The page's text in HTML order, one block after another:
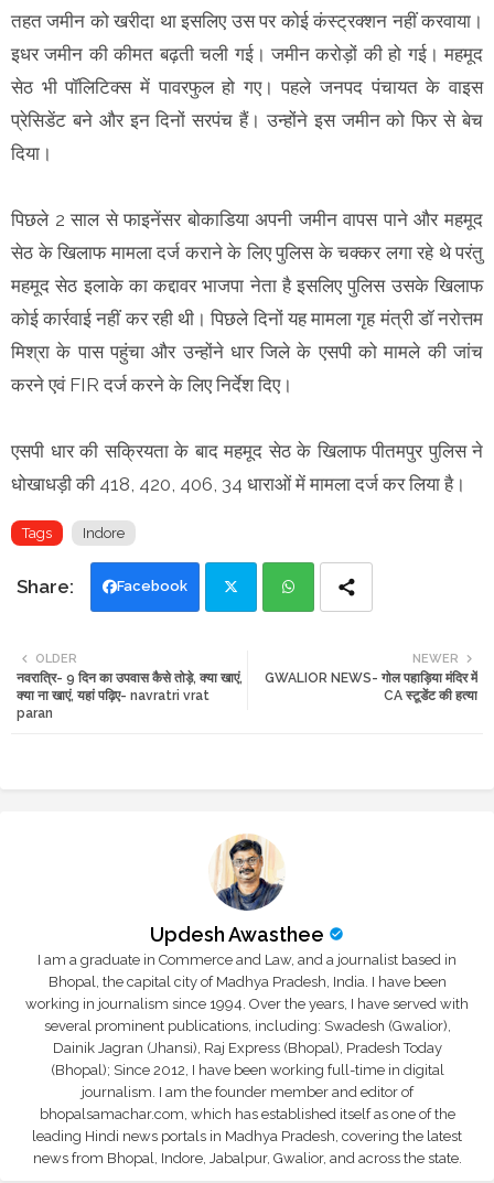
तहत जमीन को खरीदा था इसलिए उस पर कोई कंस्ट्रक्शन नहीं करवाया।
इधर जमीन की कीमत बढ़ती चली गई। जमीन करोड़ों की हो गई। महमूद
सेठ भी पॉलिटिक्स में पावरफुल हो गए। पहले जनपद पंचायत के वाइस
प्रेसिडेंट बने और इन दिनों सरपंच हैं। उन्होंने इस जमीन को फिर से बेच
दिया।
पिछले 2 साल से फाइनेंसर बोकाडिया अपनी जमीन वापस पाने और महमूद
सेठ के खिलाफ मामला दर्ज कराने के लिए पुलिस के चक्कर लगा रहे थे परंतु
महमूद सेठ इलाके का कद्दावर भाजपा नेता है इसलिए पुलिस उसके खिलाफ
कोई कार्रवाई नहीं कर रही थी। पिछले दिनों यह मामला गृह मंत्री डॉ नरोत्तम
मिश्रा के पास पहुंचा और उन्होंने धार जिले के एसपी को मामले की जांच
करने एवं FIR दर्ज करने के लिए निर्देश दिए।
एसपी धार की सक्रियता के बाद महमूद सेठ के खिलाफ पीतमपुर पुलिस ने
धोखाधड़ी की 418, 420, 406, 34 धाराओं में मामला दर्ज कर लिया है।
Tags Indore
Facebook
tte ats
NEWER
GWALIOR NEWS- गोल पहाड़िया मंदिर में
CA स्टूडेंट की हत्या
OLDER
नवरात्रि- 9 दिन का उपवास कैसे तोड़े, क्या खाएं,
क्या ना खाएं, यहां पढ़िए- navratri vrat
paran
Updesh Awasthee
I am a graduate in Commerce and Law, and a journalist based in
Bhopal, the capital city of Madhya Pradesh, India. I have been
working in journalism since 1994. Over the years, I have served with
several prominent publications, including: Swadesh (Gwalior),
Dainik Jagran (Jhansi), Raj Express (Bhopal), Pradesh Today
(Bhopal); Since 2012, I have been working full-time in digital
journalism. I am the founder member and editor of
bhopalsamachar.com, which has established itself as one of the
leading Hindi news portals in Madhya Pradesh, covering the latest
news from Bhopal, Indore, Jabalpur, Gwalior, and across the state.